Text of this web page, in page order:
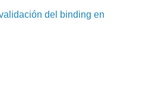
del binding en